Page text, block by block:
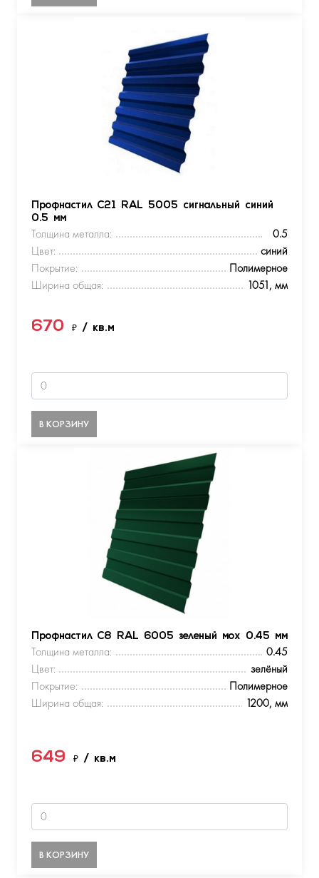
Профнастил С21 RAL 5005 сигнальный синий
0.5 мм
Толщина металла:
0.5
Цвет:
синий
Покрытие:
Полимерное
Ширина общая:
1051, мм
670 ₽ / кв.м
В КОРЗИНУ
Профнастил С8 RAL 6005 зеленый мох 0.45 мм
Толщина металла:
0.45
Цвет:
зелёный
Покрытие:
Полимерное
Ширина общая:
1200, мм
649 ₽ / кв.м
В КОРЗИНУ